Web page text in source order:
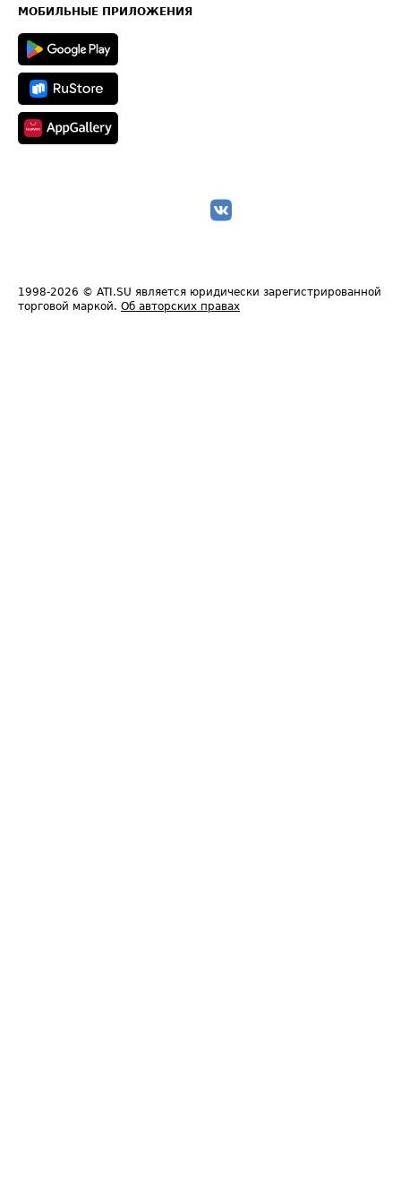
Техническая информация
МОБИЛЬНЫЕ ПРИЛОЖЕНИЯ
1998-2026 © ATI.SU является юридически зарегистрированной
торговой маркой. Об авторских правах